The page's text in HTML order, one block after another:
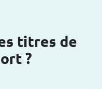
titres de
?